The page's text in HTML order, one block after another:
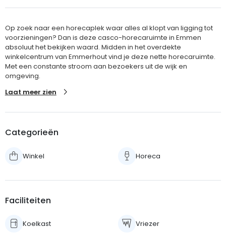
Op zoek naar een horecaplek waar alles al klopt van ligging tot
voorzieningen? Dan is deze casco-horecaruimte in Emmen
absoluut het bekijken waard. Midden in het overdekte
winkelcentrum van Emmerhout vind je deze nette horecaruimte.
Met een constante stroom aan bezoekers uit de wijk en
omgeving.
Laat meer zien
Categorieën
Winkel Horeca
Faciliteiten
Koelkast Vriezer